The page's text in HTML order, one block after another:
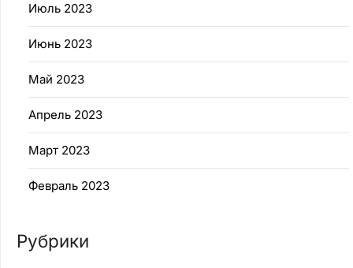
Июль 2023
Июнь 2023
Май 2023
Апрель 2023
Март 2023
Февраль 2023
Рубрики